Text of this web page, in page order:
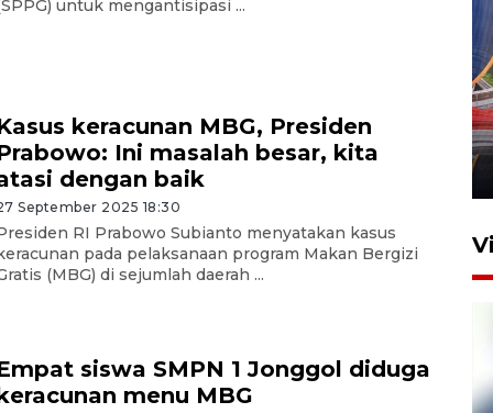
untuk mengantisipasi ...
keracunan MBG, Presiden
Ini masalah besar, kita
dengan baik
September 2025 18:30
RI Prabowo Subianto menyatakan kasus
pada pelaksanaan program Makan Bergizi
(MBG) di sejumlah daerah ...
siswa SMPN 1 Jonggol diduga
menu MBG
perlintasan sebidang di
Stasiun Bogor
12 Juni 2026 18:49